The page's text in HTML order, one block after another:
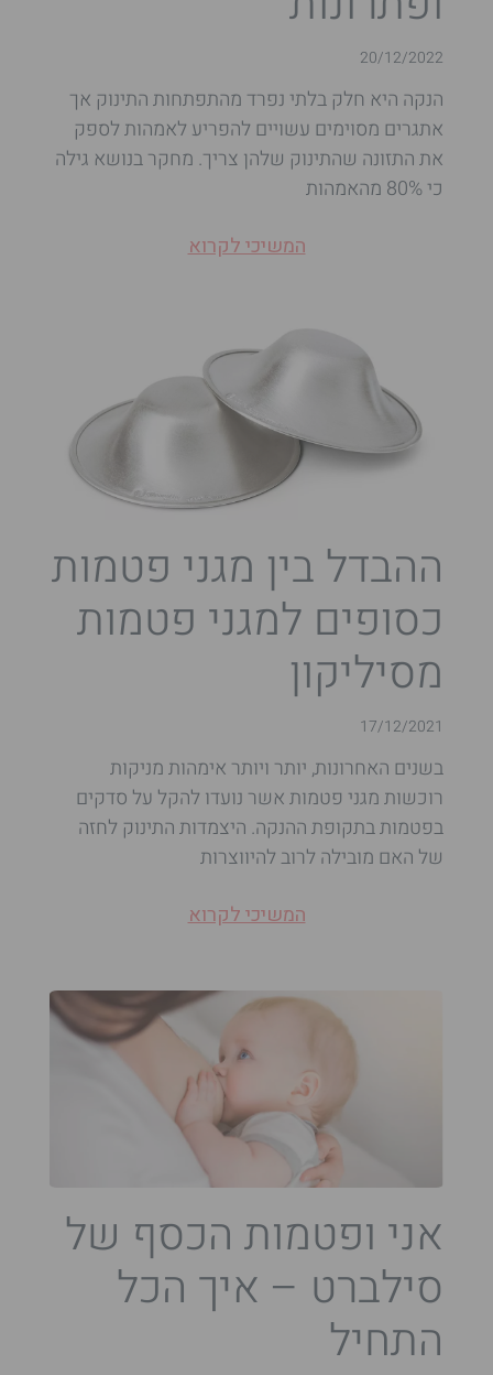
20/12/2022
הנקה היא חלק בלתי נפרד מהתפתחות התינוק אך
אתגרים מסוימים עשויים להפריע לאמהות לספק
את התזונה שהתינוק שלהן צריך. מחקר בנושא גילה
כי 80% מהאמהות
המשיכי לקרוא
ההבדל בין מגני פטמות
כסופים למגני פטמות
מסיליקון
17/12/2021
בשנים האחרונות, יותר ויותר אימהות מניקות
רוכשות מגני פטמות אשר נועדו להקל על סדקים
בפטמות בתקופת ההנקה. היצמדות התינוק לחזה
של האם מובילה לרוב להיווצרות
המשיכי לקרוא
אני ופטמות הכסף של
סילברט – איך הכל
התחיל